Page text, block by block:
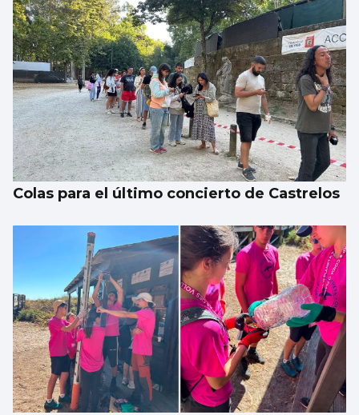
La Atención Primaria pasa a depender de
las gerencias
Colas para el último concierto de Castrelos